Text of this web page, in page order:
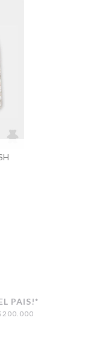
PAIS!*